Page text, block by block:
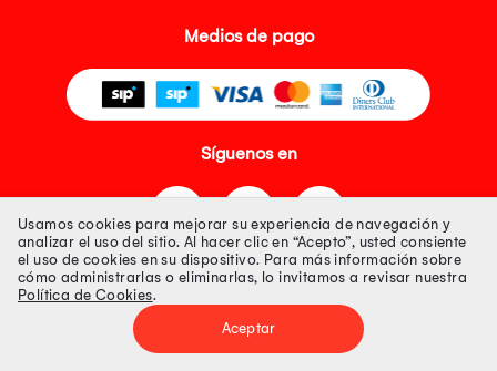
Medios de pago
Síguenos en
Tienda 100% Segura
Tiendas Peruanas S.A. R.U.C. Nº 20493020618. Todos los derechos
Usamos cookies para mejorar su experiencia de navegación y
analizar el uso del sitio. Al hacer clic en “Acepto”, usted consiente
el uso de cookies en su dispositivo. Para más información sobre
cómo administrarlas o eliminarlas, lo invitamos a revisar nuestra
Política de Cookies.
Aceptar